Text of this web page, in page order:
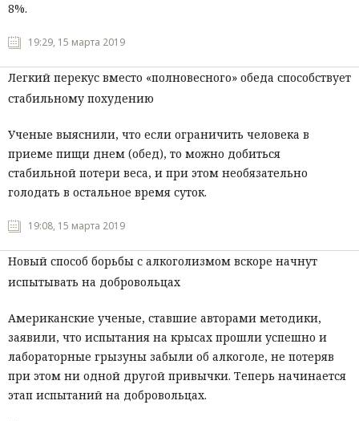
8%.
19:29, 15 марта 2019
Легкий перекус вместо «полновесного» обеда способствует
стабильному похудению
Ученые выяснили, что если ограничить человека в
приеме пищи днем (обед), то можно добиться
стабильной потери веса, и при этом необязательно
голодать в остальное время суток.
19:08, 15 марта 2019
Новый способ борьбы с алкоголизмом вскоре начнут
испытывать на добровольцах
Американские ученые, ставшие авторами методики,
заявили, что испытания на крысах прошли успешно и
лабораторные грызуны забыли об алкоголе, не потеряв
при этом ни одной другой привычки. Теперь начинается
этап испытаний на добровольцах.